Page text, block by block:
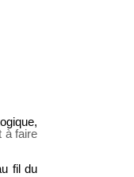
à faire
fil du